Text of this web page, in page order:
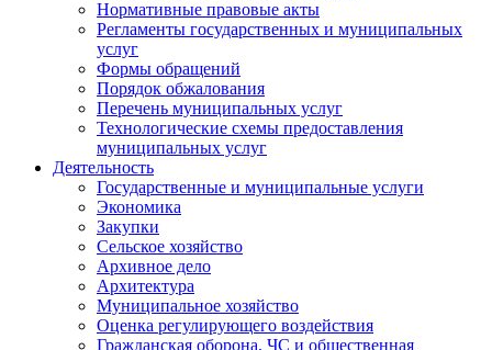
Нормативные правовые акты
Регламенты государственных и муниципальных
услуг
Формы обращений
Порядок обжалования
Перечень муниципальных услуг
Технологические схемы предоставления
муниципальных услуг
Деятельность
Государственные и муниципальные услуги
Экономика
Закупки
Сельское хозяйство
Архивное дело
Архитектура
Муниципальное хозяйство
Оценка регулирующего воздействия
Гражданская оборона, ЧС и общественная